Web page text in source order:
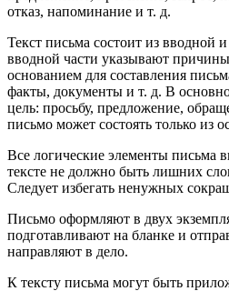
отказ, напоминание и т. д.
Текст письма состоит из вводной
вводной части указывают
основанием для составления
факты, документы и т. д. В
цель: просьбу, предложение,
письмо может состоять только из
Все логические элементы письма
тексте не должно быть лишних
Следует избегать ненужных
Письмо оформляют в двух
подготавливают на бланке и
направляют в дело.
К тексту письма могут быть